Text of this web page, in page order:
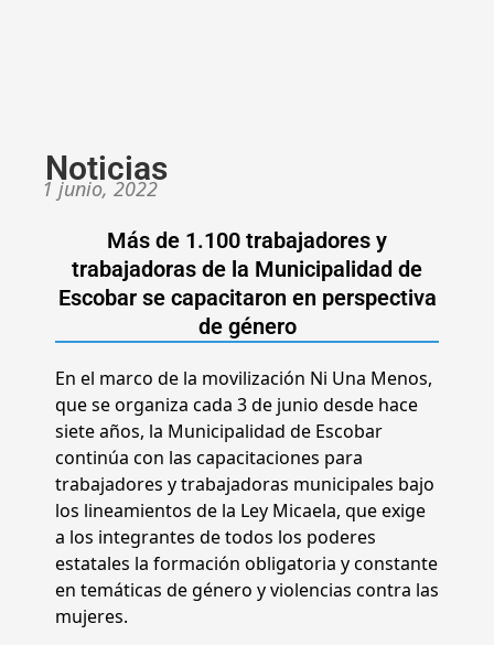
Noticias
1 junio, 2022
Más de 1.100 trabajadores y
trabajadoras de la Municipalidad de
Escobar se capacitaron en perspectiva
de género
En el marco de la movilización Ni Una Menos,
que se organiza cada 3 de junio desde hace
siete años, la Municipalidad de Escobar
continúa con las capacitaciones para
trabajadores y trabajadoras municipales bajo
los lineamientos de la Ley Micaela, que exige
a los integrantes de todos los poderes
estatales la formación obligatoria y constante
en temáticas de género y violencias contra las
mujeres.